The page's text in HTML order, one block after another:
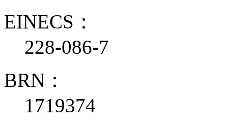
EINECS：
228-086-7
BRN：
1719374